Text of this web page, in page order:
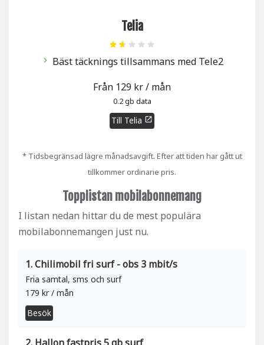
Telia
chevron_right
Bäst täcknings tillsammans med Tele2
Från 129 kr / mån
0.2 gb data
Till Telia open_in_new
* Tidsbegränsad lägre månadsavgift. Efter att tiden har gått ut
tillkommer ordinarie pris.
Topplistan mobilabonnemang
I listan nedan hittar du de mest populära
mobilabonnemangen just nu.
1. Chilimobil fri surf - obs 3 mbit/s
Fria samtal, sms och surf
179 kr / mån
Besök